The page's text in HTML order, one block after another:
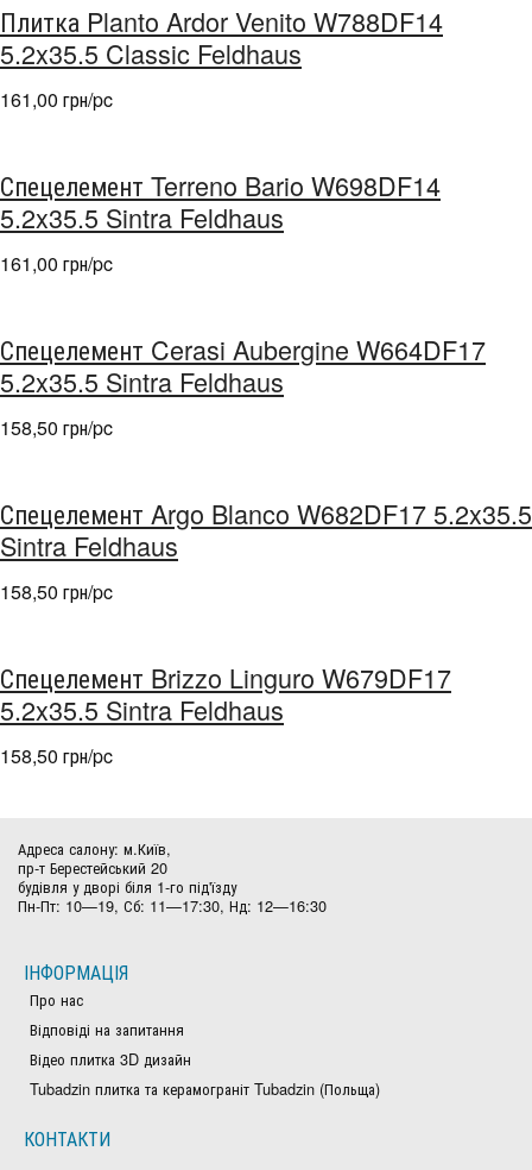
Плитка Planto Ardor Venito W788DF14
5.2x35.5 Classic Feldhaus
161,00 грн/pc
Спецелемент Terreno Bario W698DF14
5.2x35.5 Sintra Feldhaus
161,00 грн/pc
Спецелемент Cerasi Aubergine W664DF17
5.2x35.5 Sintra Feldhaus
158,50 грн/pc
Спецелемент Argo Blanco W682DF17 5.2x35.5
Sintra Feldhaus
158,50 грн/pc
Спецелемент Brizzo Linguro W679DF17
5.2x35.5 Sintra Feldhaus
158,50 грн/pc
Адреса салону: м.Київ,
пр-т Берестейський 20
будівля у дворі біля 1-го під'їзду
Пн-Пт: 10—19, Сб: 11—17:30, Нд: 12—16:30
ІНФОРМАЦІЯ
Про нас
Відповіді на запитання
Відео плитка 3D дизайн
Tubadzin плитка та керамограніт Tubadzin (Польща)
КОНТАКТИ